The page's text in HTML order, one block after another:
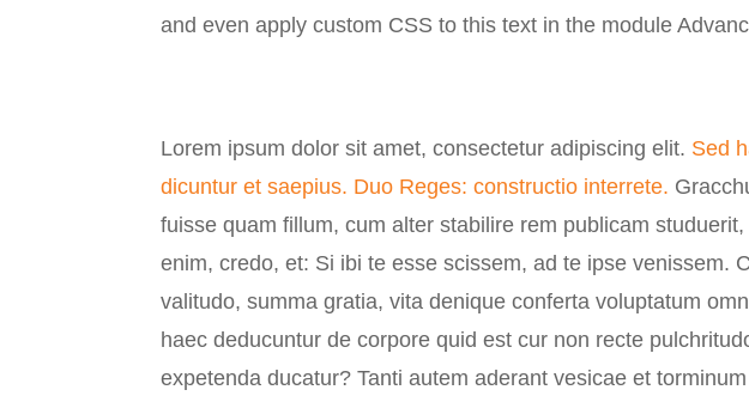
and even apply custom CSS to this text in the module
Lorem ipsum dolor sit amet, consectetur adipiscing elit. Sed
dicuntur et saepius. Duo Reges: constructio interrete.
fuisse quam fillum, cum alter stabilire rem publicam
enim, credo, et: Si ibi te esse scissem, ad te ipse venissem.
valitudo, summa gratia, vita denique conferta voluptatum
haec deducuntur de corpore quid est cur non recte
expetenda ducatur? Tanti autem aderant vesicae et